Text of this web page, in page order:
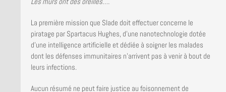
La première mission que Slade doit effectuer concerne le
piratage par Spartacus Hughes, d’une nanotechnologie dotée
d’une intelligence artificielle et dédiée à soigner les malades
dont les défenses immunitaires n’arrivent pas à venir à bout de
leurs infections.
Aucun résumé ne peut faire justice au foisonnement de